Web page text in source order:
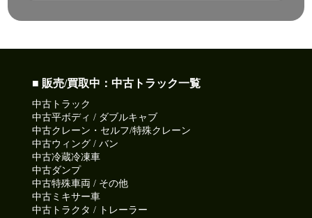
■ 販売/買取中：中古トラック一覧
中古トラック
中古平ボディ / ダブルキャブ
中古クレーン・セルフ/特殊クレーン
中古ウィング / バン
中古冷蔵冷凍車
中古ダンプ
中古特殊車両 / その他
中古ミキサー車
中古トラクタ / トレーラー